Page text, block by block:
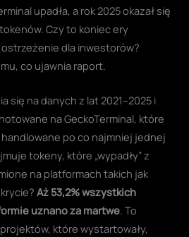
upadła, a rok 2025 okazał się
Czy to koniec ery
dla inwestorów?
co ujawnia raport.
się na danych z lat 2021–2025 i
notowane na GeckoTerminal, które
po co najmniej jednej
tokeny, które „wypadły” z
na platformach takich jak
Aż 53,2% wszystkich
uznano za martwe. To
które wystartowały,